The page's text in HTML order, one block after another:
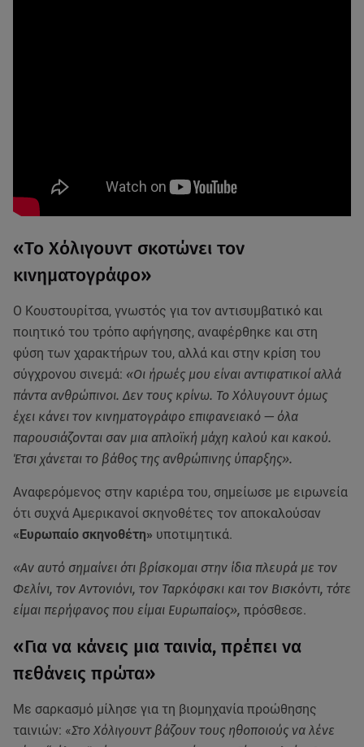
«Το Χόλιγουντ σκοτώνει τον
κινηματογράφο»
Ο Κουστουρίτσα, γνωστός για τον αντισυμβατικό και
ποιητικό του τρόπο αφήγησης, αναφέρθηκε και στη
φύση των χαρακτήρων του, αλλά και στην κρίση του
σύγχρονου σινεμά: «Οι ήρωές μου είναι αντιφατικοί αλλά
πάντα ανθρώπινοι. Δεν τους κρίνω. Το Χόλυγουντ όμως
έχει κάνει τον κινηματογράφο επιφανειακό — όλα
παρουσιάζονται σαν μια απλοϊκή μάχη καλού και κακού.
Έτσι χάνεται το βάθος της ανθρώπινης ύπαρξης».
Αναφερόμενος στην καριέρα του, σημείωσε με ειρωνεία
ότι συχνά Αμερικανοί σκηνοθέτες τον αποκαλούσαν
«Ευρωπαίο σκηνοθέτη» υποτιμητικά.
«Αν αυτό σημαίνει ότι βρίσκομαι στην ίδια πλευρά με τον
Φελίνι, τον Αντονιόνι, τον Ταρκόφσκι και τον Βισκόντι, τότε
είμαι περήφανος που είμαι Ευρωπαίος», πρόσθεσε.
«Για να κάνεις μια ταινία, πρέπει να
πεθάνεις πρώτα»
Με σαρκασμό μίλησε για τη βιομηχανία προώθησης
ταινιών: «Στο Χόλιγουντ βάζουν τους ηθοποιούς να λένε